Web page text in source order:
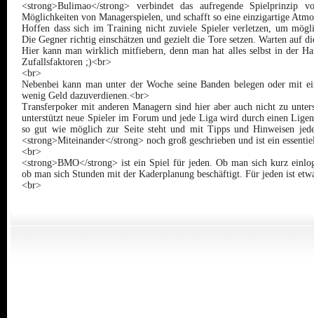
<strong>Bulimao</strong> verbindet das aufregende Spielprinzip
Möglichkeiten von Managerspielen, und schafft so eine einzigartige
Hoffen dass sich im Training nicht zuviele Spieler verletzen, um
Die Gegner richtig einschätzen und gezielt die Tore setzen. Warten auf
Hier kann man wirklich mitfiebern, denn man hat alles selbst in der
Zufallsfaktoren ;)<br>
<br>
Nebenbei kann man unter der Woche seine Banden belegen oder mit
wenig Geld dazuverdienen.<br>
Transferpoker mit anderen Managern sind hier aber auch nicht zu
unterstützt neue Spieler im Forum und jede Liga wird durch einen
so gut wie möglich zur Seite steht und mit Tipps und Hinweisen
<strong>Miteinander</strong> noch groß geschrieben und ist ein
<br>
<strong>BMO</strong> ist ein Spiel für jeden. Ob man sich kurz
ob man sich Stunden mit der Kaderplanung beschäftigt. Für jeden ist
<br>